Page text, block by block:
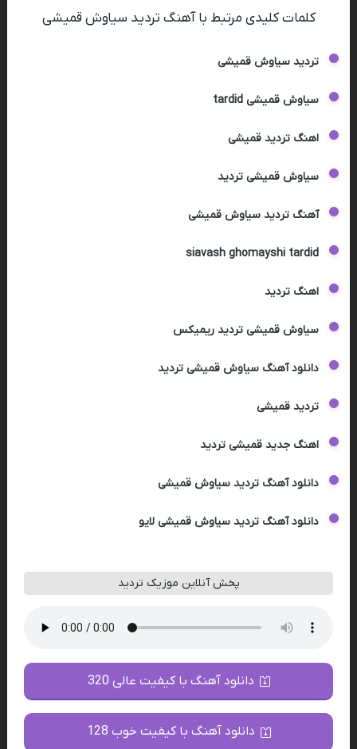
کلمات کلیدی مرتبط با آهنگ تردید سیاوش قمیشی
تردید سیاوش قمیشی
سیاوش قمیشی tardid
اهنگ تردید قمیشی
سیاوش قمیشی تردید
آهنگ تردید سیاوش قمیشی
siavash ghomayshi tardid
اهنگ تردید
سیاوش قمیشی تردید ریمیکس
دانلود آهنگ سیاوش قمیشی تردید
تردید قمیشی
اهنگ جدید قمیشی تردید
دانلود آهنگ تردید سیاوش قمیشی
دانلود آهنگ تردید سیاوش قمیشی لایو
پخش آنلاین موزیک تردید
دانلود آهنگ با کیفیت عالی 320
دانلود آهنگ با کیفیت خوب 128